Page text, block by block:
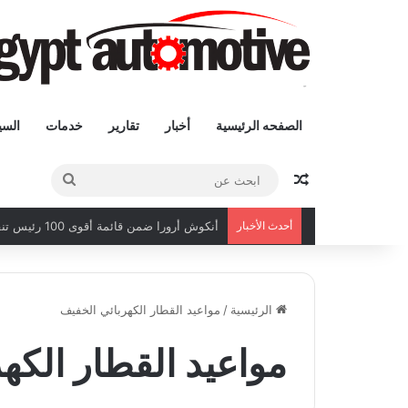
الصفحه الرئيسية أخبار تقارير خدمات
مقال عشوائى
عن
أحدث الأخبار أنكوش أرورا ضمن قائمة أقوى 100 رئيس تنفيذي في الشرق الأوسط لعام 2026
الرئيسية / مواعيد القطار الكهربائي الخفيف
مواعيد القطار